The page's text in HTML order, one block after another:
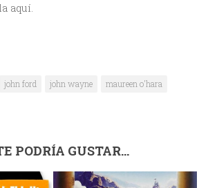
aquí.
john ford john wayne
maureen o'hara
PODRÍA GUSTAR...